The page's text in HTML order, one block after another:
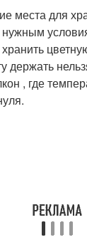
места для
держать
, где